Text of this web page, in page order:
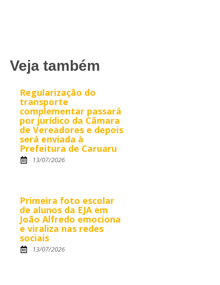
Veja também
Regularização do
transporte
complementar passará
por jurídico da Câmara
de Vereadores e depois
será enviada à
Prefeitura de Caruaru
13/07/2026
Primeira foto escolar
de alunos da EJA em
João Alfredo emociona
e viraliza nas redes
sociais
13/07/2026